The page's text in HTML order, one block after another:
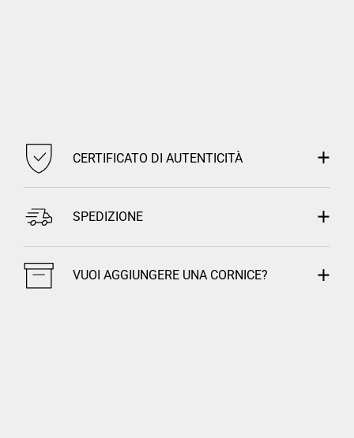
CERTIFICATO DI AUTENTICITÀ
SPEDIZIONE
VUOI AGGIUNGERE UNA CORNICE?